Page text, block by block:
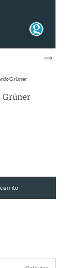
Grüner
Grüner